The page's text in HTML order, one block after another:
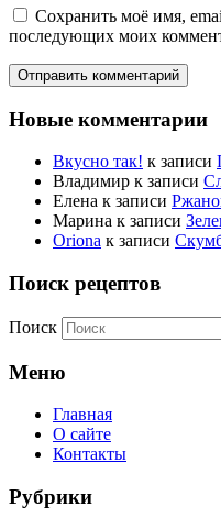
Сохранить моё имя,
последующих моих
Новые комментарии
Вкусно так! к записи
Владимир к записи
Елена к записи
Марина к записи
Oriona к записи
Поиск рецептов
Поиск
Меню
Главная
О сайте
Контакты
Рубрики